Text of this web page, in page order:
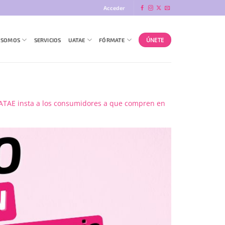
Acceder
SERVICIOS UATAE FÓRMATE ÚNETE
insta a los consumidores a que compren en